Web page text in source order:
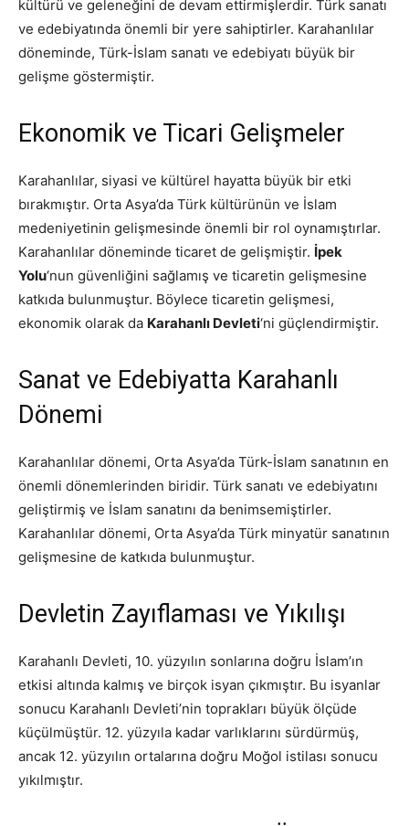
kültürü ve geleneğini de devam ettirmişlerdir. Türk sanatı
ve edebiyatında önemli bir yere sahiptirler. Karahanlılar
döneminde, Türk-İslam sanatı ve edebiyatı büyük bir
gelişme göstermiştir.
Ekonomik ve Ticari Gelişmeler
Karahanlılar, siyasi ve kültürel hayatta büyük bir etki
bırakmıştır. Orta Asya’da Türk kültürünün ve İslam
medeniyetinin gelişmesinde önemli bir rol oynamıştırlar.
Karahanlılar döneminde ticaret de gelişmiştir. İpek
Yolu‘nun güvenliğini sağlamış ve ticaretin gelişmesine
katkıda bulunmuştur. Böylece ticaretin gelişmesi,
ekonomik olarak da Karahanlı Devleti‘ni güçlendirmiştir.
Sanat ve Edebiyatta Karahanlı
Dönemi
Karahanlılar dönemi, Orta Asya’da Türk-İslam sanatının en
önemli dönemlerinden biridir. Türk sanatı ve edebiyatını
geliştirmiş ve İslam sanatını da benimsemiştirler.
Karahanlılar dönemi, Orta Asya’da Türk minyatür sanatının
gelişmesine de katkıda bulunmuştur.
Devletin Zayıflaması ve Yıkılışı
Karahanlı Devleti, 10. yüzyılın sonlarına doğru İslam’ın
etkisi altında kalmış ve birçok isyan çıkmıştır. Bu isyanlar
sonucu Karahanlı Devleti’nin toprakları büyük ölçüde
küçülmüştür. 12. yüzyıla kadar varlıklarını sürdürmüş,
ancak 12. yüzyılın ortalarına doğru Moğol istilası sonucu
yıkılmıştır.